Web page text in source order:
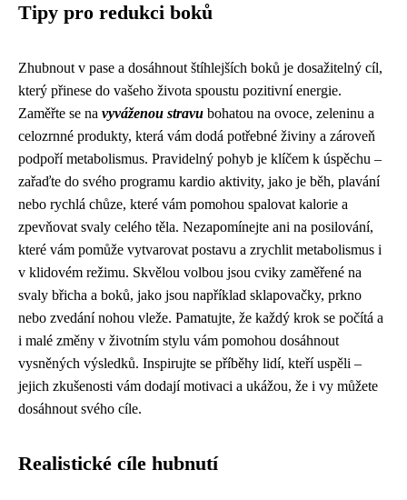
Tipy pro redukci boků
Zhubnout v pase a dosáhnout štíhlejších boků je dosažitelný cíl,
který přinese do vašeho života spoustu pozitivní energie.
Zaměřte se na vyváženou stravu bohatou na ovoce, zeleninu a
celozrnné produkty, která vám dodá potřebné živiny a zároveň
podpoří metabolismus. Pravidelný pohyb je klíčem k úspěchu –
zařaďte do svého programu kardio aktivity, jako je běh, plavání
nebo rychlá chůze, které vám pomohou spalovat kalorie a
zpevňovat svaly celého těla. Nezapomínejte ani na posilování,
které vám pomůže vytvarovat postavu a zrychlit metabolismus i
v klidovém režimu. Skvělou volbou jsou cviky zaměřené na
svaly břicha a boků, jako jsou například sklapovačky, prkno
nebo zvedání nohou vleže. Pamatujte, že každý krok se počítá a
i malé změny v životním stylu vám pomohou dosáhnout
vysněných výsledků. Inspirujte se příběhy lidí, kteří uspěli –
jejich zkušenosti vám dodají motivaci a ukážou, že i vy můžete
dosáhnout svého cíle.
Realistické cíle hubnutí